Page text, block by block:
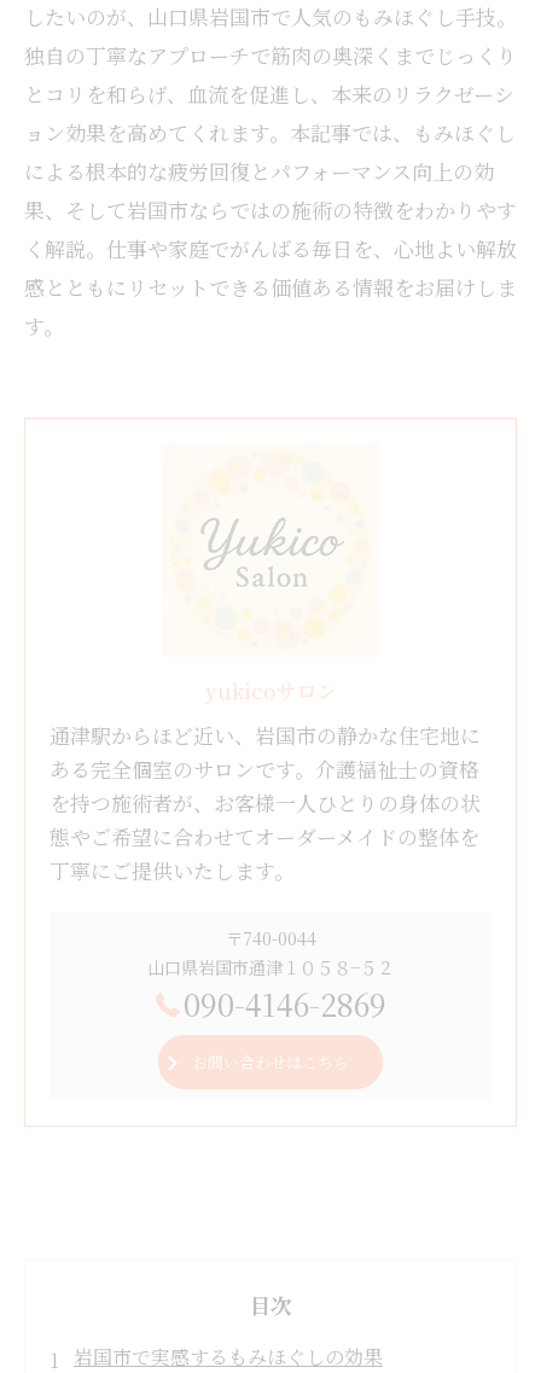
したいのが、山口県岩国市で人気のもみほぐし手技。
独自の丁寧なアプローチで筋肉の奥深くまでじっくり
とコリを和らげ、血流を促進し、本来のリラクゼーシ
ョン効果を高めてくれます。本記事では、もみほぐし
による根本的な疲労回復とパフォーマンス向上の効
果、そして岩国市ならではの施術の特徴をわかりやす
く解説。仕事や家庭でがんばる毎日を、心地よい解放
感とともにリセットできる価値ある情報をお届けしま
す。
yukicoサロン
通津駅からほど近い、岩国市の静かな住宅地に
ある完全個室のサロンです。介護福祉士の資格
を持つ施術者が、お客様一人ひとりの身体の状
態やご希望に合わせてオーダーメイドの整体を
丁寧にご提供いたします。
〒740-0044
山口県岩国市通津１０５８−５２
090-4146-2869
お問い合わせはこちら
目次
岩国市で実感するもみほぐしの効果